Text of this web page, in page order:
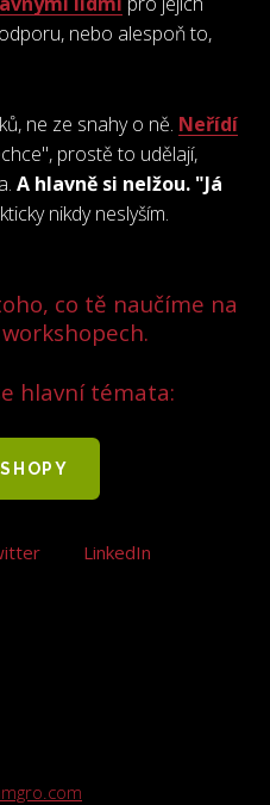
nebo alespoň to,
ne ze snahy o ně. Neřídí
prostě to udělají,
A hlavně si nelžou. "Já
nikdy neslyším.
co tě naučíme na
hlavní témata:
LinkedIn